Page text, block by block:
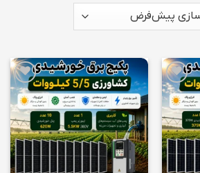
افزودن
به
علاقه
مندی
ها
افزودن
به
علاقه
مندی
ها